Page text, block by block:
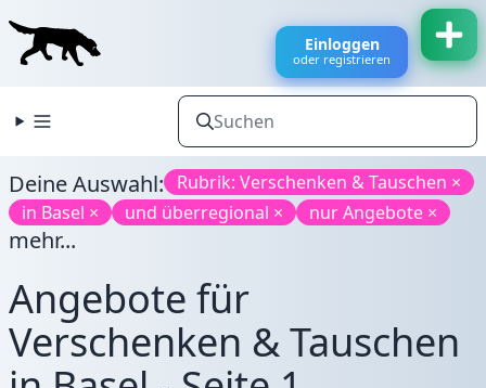
Einloggen
oder registrieren
Deine Auswahl:
Rubrik: Verschenken & Tauschen ×
in Basel ×
und überregional × nur Angebote ×
mehr...
Angebote für
Verschenken & Tauschen